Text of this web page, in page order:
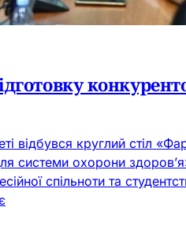
круглий стіл
системи охорони
спільноти та